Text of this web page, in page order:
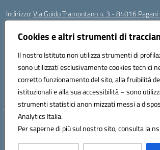
Cookies e altri strumenti di
Il nostro Istituto non utilizza strumenti di
sono utilizzati esclusivamente cookies tecnici
corretto funzionamento del sito, alla fruibilità
istituzionali e alla sua accessibilità – sono
strumenti statistici anonimizzati messi a
Analytics Italia.
Per saperne di più sul nostro sito, consulta la
Indirizzo:Via Guido Tramontano n. 3 - 84016 Pagani
Centralino:
Posta elettronica certificata (PEC):
Codice fiscale: 80022400651
Codice meccanografico:SAPS08000T
Codice Indice delle Pubbliche Amministrazioni
Codice unico di fatturazione (CUF): UFC29W
Hosting & Powered by 3D
Concept & Design by